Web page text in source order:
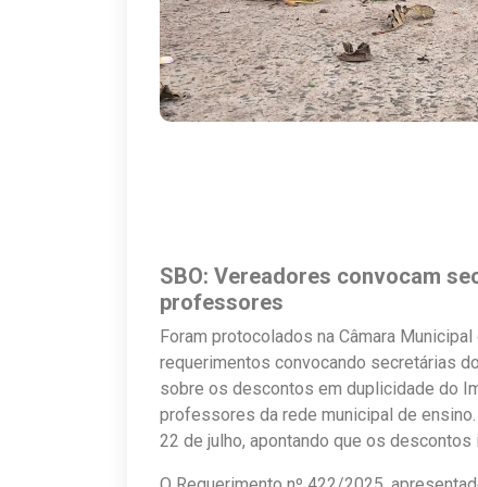
SBO: Vereadores convocam
professores
Foram protocolados na Câmara
requerimentos convocando secretárias
sobre os descontos em duplicidade do
professores da rede municipal de
22 de julho, apontando que os